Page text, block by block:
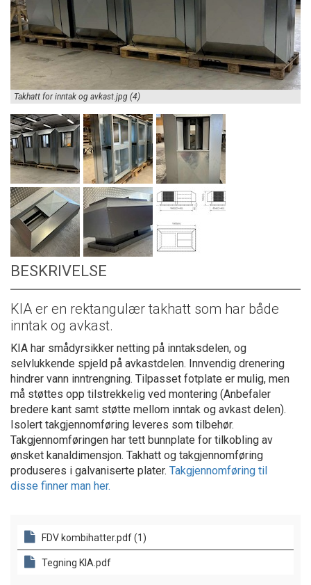
Takhatt for inntak og avkast.jpg (4)
BESKRIVELSE
KIA er en rektangulær takhatt som har både
inntak og avkast.
KIA har smådyrsikker netting på inntaksdelen, og
selvlukkende spjeld på avkastdelen. Innvendig drenering
hindrer vann inntrengning. Tilpasset fotplate er mulig, men
må støttes opp tilstrekkelig ved montering (Anbefaler
bredere kant samt støtte mellom inntak og avkast delen).
Isolert takgjennomføring leveres som tilbehør.
Takgjennomføringen har tett bunnplate for tilkobling av
ønsket kanaldimensjon. Takhatt og takgjennomføring
produseres i galvaniserte plater. Takgjennomføring til
disse finner man her.
FDV kombihatter.pdf (1)
Tegning KIA.pdf